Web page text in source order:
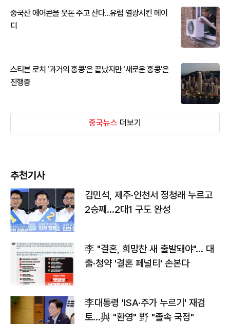
중국산 에어콘을 웃돈 주고 산다...유럽 열광시킨 메이
디
스티븐 로치 '과거의 홍콩'은 끝났지만 '새로운 홍콩'은
진행중
중국뉴스 더보기
추천기사
김민석, 제주·인천서 정청래 누르고
2승째…2대1 구도 완성
李 "결혼, 희망찬 새 출발돼야"… 대
출·청약 '결혼 페널티' 손본다
李대통령 'ISA·주가 누르기' 재검
토…與 "환영" 野 "졸속 국정"